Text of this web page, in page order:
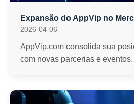
Expansão do AppVip no
2026-04-06
AppVip.com consolida sua
com novas parcerias e eventos.